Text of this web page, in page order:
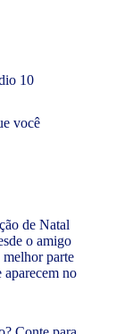
10
de Natal
o amigo
parte
aparecem no